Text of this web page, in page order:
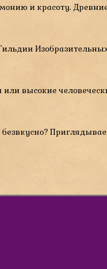
и красоту.
Изобразительных
высокие